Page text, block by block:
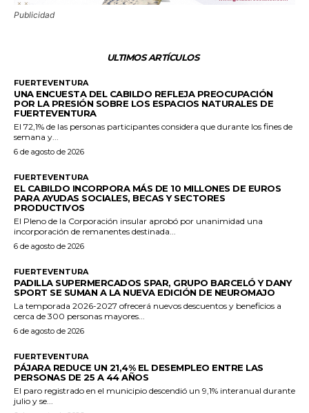
Publicidad
ULTIMOS ARTÍCULOS
FUERTEVENTURA
UNA ENCUESTA DEL CABILDO REFLEJA PREOCUPACIÓN
POR LA PRESIÓN SOBRE LOS ESPACIOS NATURALES DE
FUERTEVENTURA
El 72,1% de las personas participantes considera que durante los fines de
semana y...
6 de agosto de 2026
FUERTEVENTURA
EL CABILDO INCORPORA MÁS DE 10 MILLONES DE EUROS
PARA AYUDAS SOCIALES, BECAS Y SECTORES
PRODUCTIVOS
El Pleno de la Corporación insular aprobó por unanimidad una
incorporación de remanentes destinada...
6 de agosto de 2026
FUERTEVENTURA
PADILLA SUPERMERCADOS SPAR, GRUPO BARCELÓ Y DANY
SPORT SE SUMAN A LA NUEVA EDICIÓN DE NEUROMAJO
La temporada 2026-2027 ofrecerá nuevos descuentos y beneficios a
cerca de 300 personas mayores...
6 de agosto de 2026
FUERTEVENTURA
PÁJARA REDUCE UN 21,4% EL DESEMPLEO ENTRE LAS
PERSONAS DE 25 A 44 AÑOS
El paro registrado en el municipio descendió un 9,1% interanual durante
julio y se...